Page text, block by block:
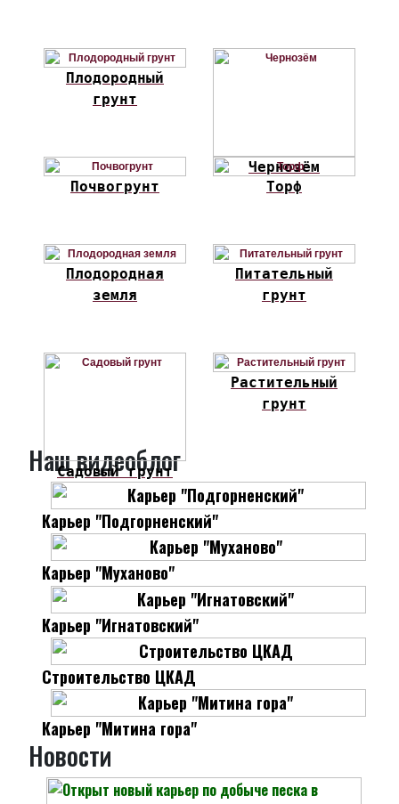
Плодородный
грунт
Чернозём
Почвогрунт
Торф
Плодородная
земля
Питательный
грунт
Садовый грунт
Растительный
грунт
Наш видеоблог
Карьер "Подгорненский"
Карьер "Муханово"
Карьер "Игнатовский"
Строительство ЦКАД
Карьер "Митина гора"
Новости